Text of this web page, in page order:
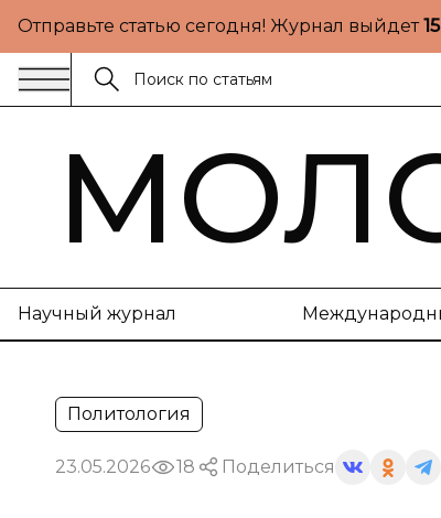
Отправьте статью сегодня! Журнал выйдет
Научный журнал
Политология
23.05.2026 18 Поделиться